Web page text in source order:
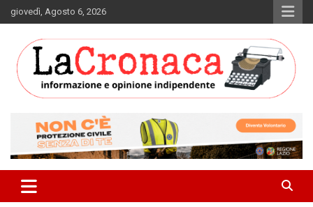
Skip
to
giovedì, Agosto 6, 2026
La Cronaca Quotidiano